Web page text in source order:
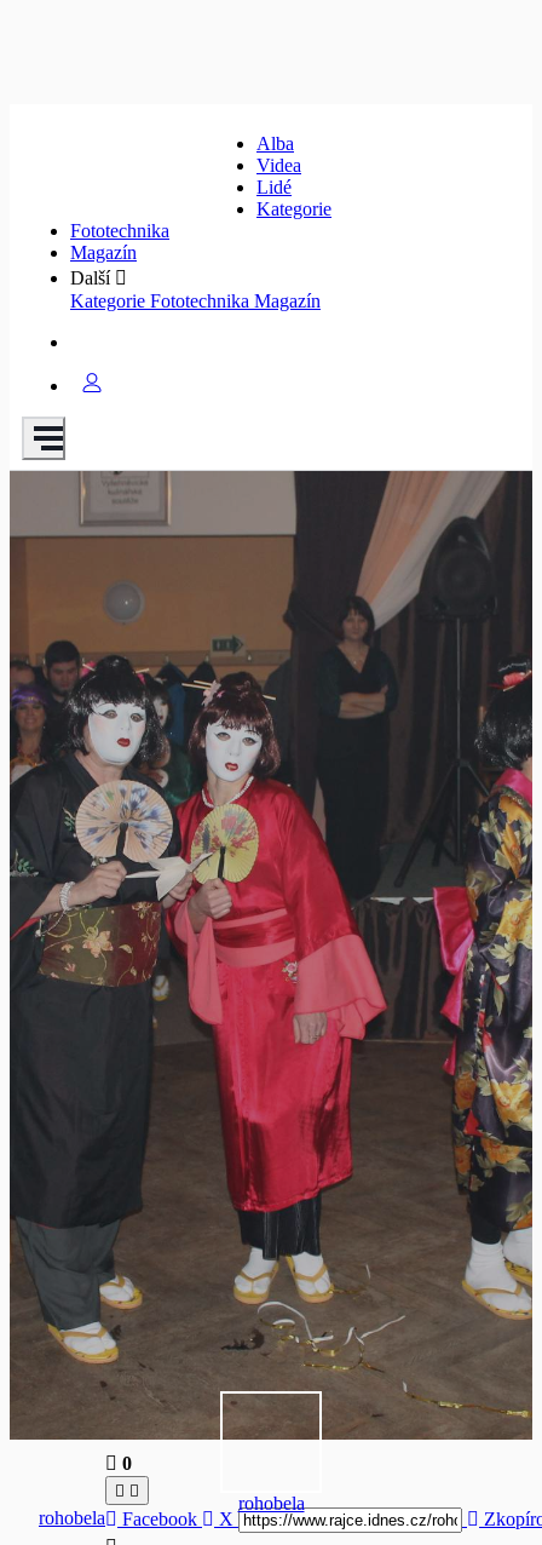
Alba
Videa
Lidé
Kategorie
Fototechnika
Magazín
Další
Kategorie Fototechnika Magazín
rohobela
rohobela
0
Facebook X